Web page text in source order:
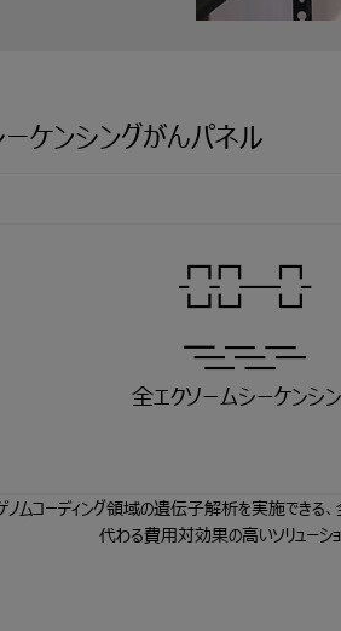
ーケンシングがんパネル
全エクソームシーケンシ
ノムコーディング領域の遺伝子解析を実施できる、
代わる費用対効果の高いソリューショ